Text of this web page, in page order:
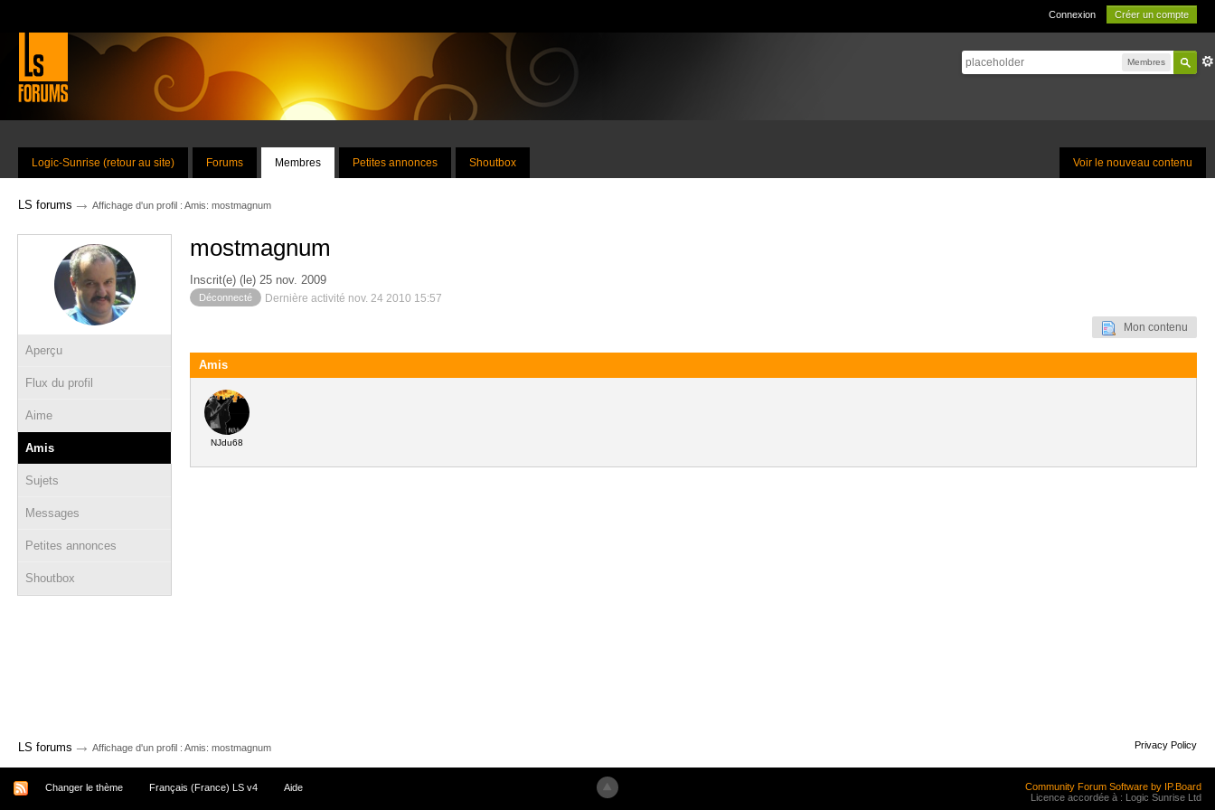
Connexion Créer un compte
Membres
Voir le nouveau contenu
Logic-Sunrise (retour au site) Forums Membres Petites annonces Shoutbox
LS forums → Affichage d'un profil : Amis: mostmagnum
Aperçu
Flux du profil
Aime
Amis
Sujets
Messages
Petites annonces
Shoutbox
mostmagnum
Inscrit(e) (le) 25 nov. 2009
Déconnecté Dernière activité nov. 24 2010 15:57
Mon contenu
Amis
NJdu68
LS forums → Affichage d'un profil : Amis: mostmagnum Privacy Policy
Changer le thème Français (France) LS v4 Aide
Community Forum Software by IP.Board
Licence accordée à : Logic Sunrise Ltd